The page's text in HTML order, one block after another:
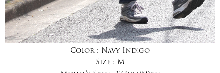
Color : Navy Indigo
Size : M